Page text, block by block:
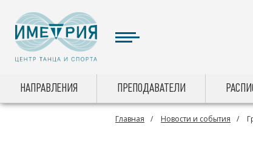
НАПРАВЛЕНИЯ ПРЕПОДАВАТЕЛИ
Главная Новости и события